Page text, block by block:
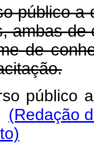
público a
ambas de
de
público
(Redação